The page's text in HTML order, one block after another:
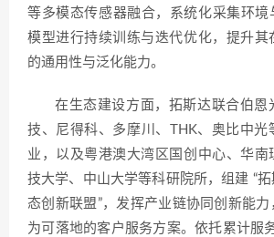
等多模态传感器融合，系统化采集环境
模型进行持续训练与迭代优化，提升其
的通用性与泛化能力。
在生态建设方面，拓斯达联合伯恩
技、尼得科、多摩川、THK、奥比中光
业，以及粤港澳大湾区国创中心、华南
技大学、中山大学等科研院所，组建 “
态创新联盟”，发挥产业链协同创新能
为可落地的客户服务方案。依托累计服